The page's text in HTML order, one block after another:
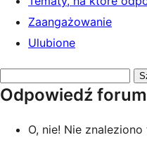
Zaangażowanie
Ulubione
odpowiedzi:
Odpowiedź
O, nie! Nie